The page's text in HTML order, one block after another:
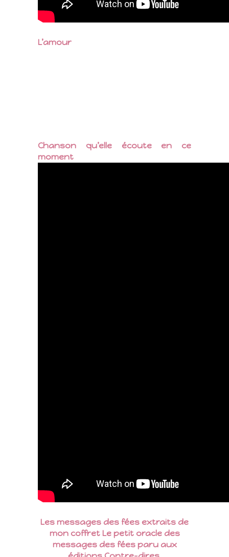
L’amour
Chanson qu’elle écoute en ce
moment
Les messages des fées extraits de
mon coffret Le petit oracle des
messages des fées paru aux